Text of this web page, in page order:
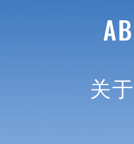
关